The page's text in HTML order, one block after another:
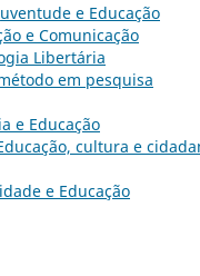
e Educação
e Comunicação
Libertária
em pesquisa
e Educação
cultura e
e Educação